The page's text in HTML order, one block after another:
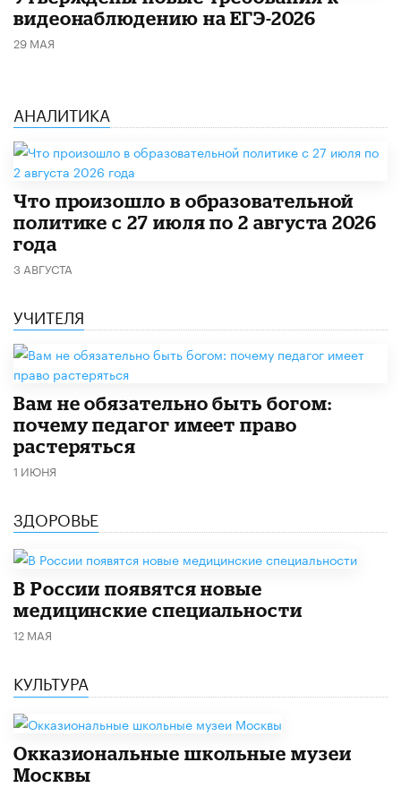
видеонаблюдению на ЕГЭ-2026
29 МАЯ
АНАЛИТИКА
​Что произошло в образовательной
политике с 27 июля по 2 августа 2026
года
3 АВГУСТА
УЧИТЕЛЯ
​Вам не обязательно быть богом:
почему педагог имеет право
растеряться
1 ИЮНЯ
ЗДОРОВЬЕ
В России появятся новые
медицинские специальности
12 МАЯ
КУЛЬТУРА
​Окказиональные школьные музеи
Москвы